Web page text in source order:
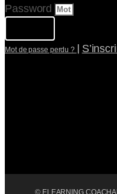
Password
Mot de passe perdu ? |
©